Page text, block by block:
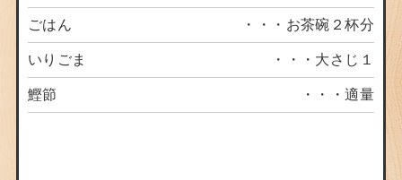
ごはん ・・・お茶碗２杯分
いりごま ・・・大さじ１
鰹節 ・・・適量